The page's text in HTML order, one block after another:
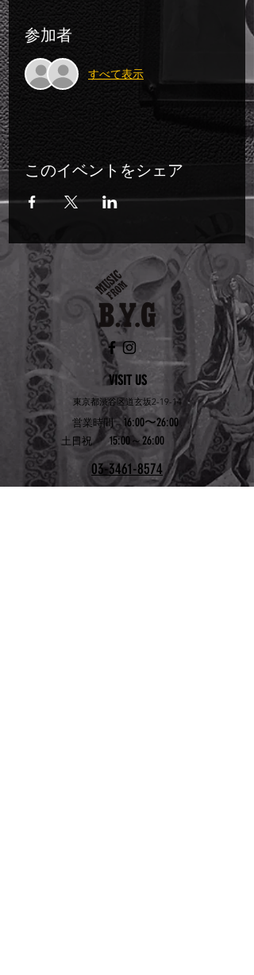
参加者
すべて表示
このイベントをシェア
VISIT US
東京都渋谷区道玄坂2-19-14
営業時間 16:00〜26:00
土日祝15:00～26:00
03-3461-8574